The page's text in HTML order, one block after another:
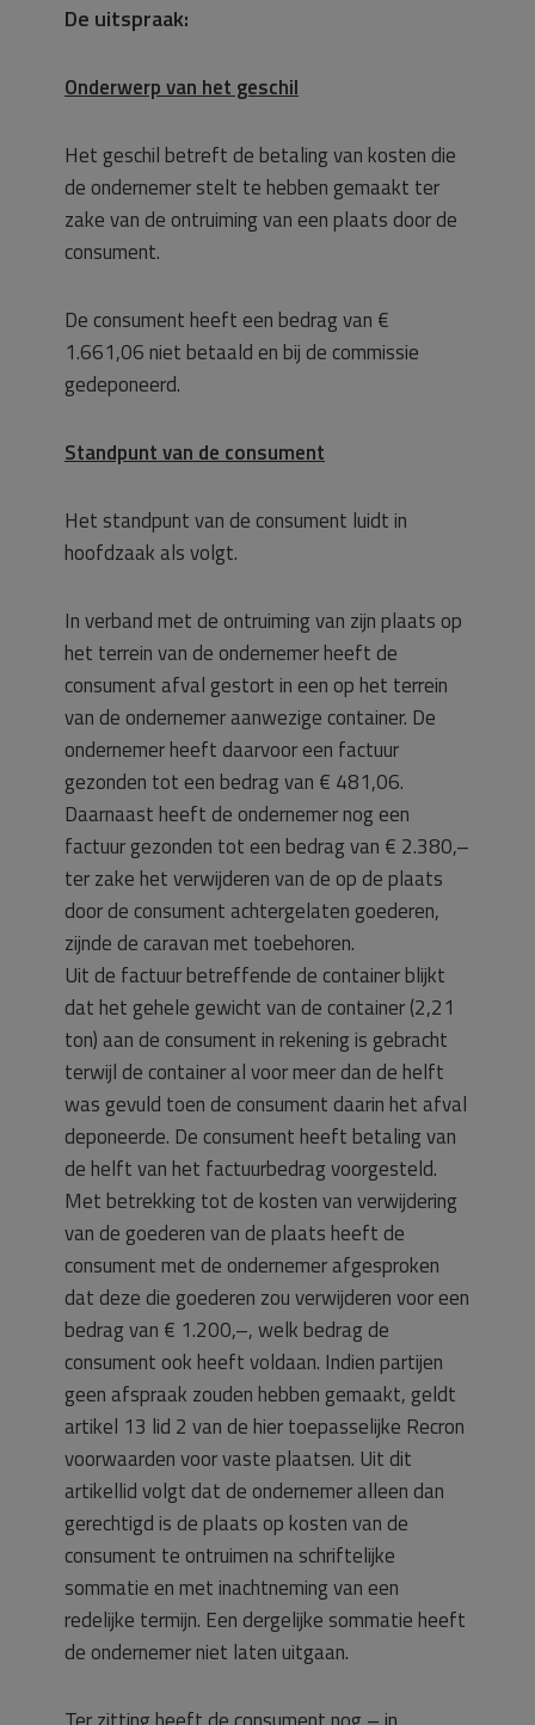
De uitspraak:
Onderwerp van het geschil
Het geschil betreft de betaling van kosten die
de ondernemer stelt te hebben gemaakt ter
zake van de ontruiming van een plaats door de
consument.
De consument heeft een bedrag van €
1.661,06 niet betaald en bij de commissie
gedeponeerd.
Standpunt van de consument
Het standpunt van de consument luidt in
hoofdzaak als volgt.
In verband met de ontruiming van zijn plaats op
het terrein van de ondernemer heeft de
consument afval gestort in een op het terrein
van de ondernemer aanwezige container. De
ondernemer heeft daarvoor een factuur
gezonden tot een bedrag van € 481,06.
Daarnaast heeft de ondernemer nog een
factuur gezonden tot een bedrag van € 2.380,–
ter zake het verwijderen van de op de plaats
door de consument achtergelaten goederen,
zijnde de caravan met toebehoren.
Uit de factuur betreffende de container blijkt
dat het gehele gewicht van de container (2,21
ton) aan de consument in rekening is gebracht
terwijl de container al voor meer dan de helft
was gevuld toen de consument daarin het afval
deponeerde. De consument heeft betaling van
de helft van het factuurbedrag voorgesteld.
Met betrekking tot de kosten van verwijdering
van de goederen van de plaats heeft de
consument met de ondernemer afgesproken
dat deze die goederen zou verwijderen voor een
bedrag van € 1.200,–, welk bedrag de
consument ook heeft voldaan. Indien partijen
geen afspraak zouden hebben gemaakt, geldt
artikel 13 lid 2 van de hier toepasselijke Recron
voorwaarden voor vaste plaatsen. Uit dit
artikellid volgt dat de ondernemer alleen dan
gerechtigd is de plaats op kosten van de
consument te ontruimen na schriftelijke
sommatie en met inachtneming van een
redelijke termijn. Een dergelijke sommatie heeft
de ondernemer niet laten uitgaan.